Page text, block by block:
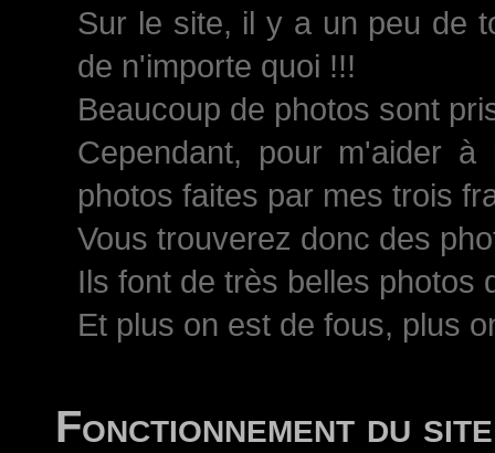
Sur le site, il y a un peu de
de n'importe quoi !!!
Beaucoup de photos sont
Cependant, pour m'aider
photos faites par mes trois
Vous trouverez donc des
Ils font de très belles photos
Et plus on est de fous, plus
Fonctionnement du site